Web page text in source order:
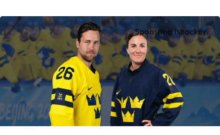
Sponsring ishockey